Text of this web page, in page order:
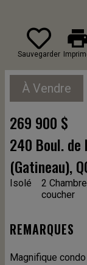
Sauvegarder
À Vendre
269 900 $
240 Boul.
(Gatineau),
Isolé
2
coucher
REMARQUES
Magnifique